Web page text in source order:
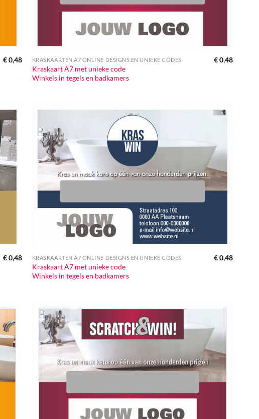
€0,48 KRASKAARTEN A7 ONLINE DESIGNS EN UNIEKE CODES
Kraskaart A7 met unieke code
Winkels in tegels en badkamers
€0,48
€0,48 KRASKAARTEN A7 ONLINE DESIGNS EN UNIEKE CODES
Kraskaart A7 met unieke code
Winkels in tegels en badkamers
€0,48